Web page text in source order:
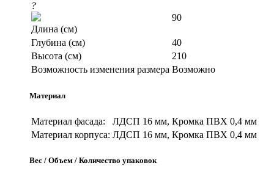
?
Длина (см)
90
Глубина (см)
40
Высота (см)
210
Возможность изменения размера Возможно
Материал
Материал фасада:
ЛДСП 16 мм, Кромка ПВХ 0,4 мм
Материал корпуса: ЛДСП 16 мм, Кромка ПВХ 0,4 мм
Вес / Объем / Количество упаковок